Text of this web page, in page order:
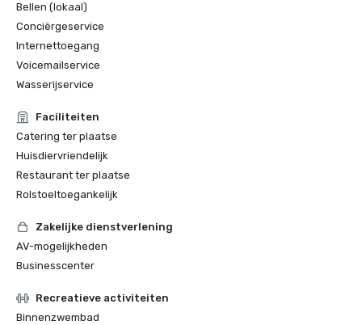
Bellen (lokaal)
Conciërgeservice
Internettoegang
Voicemailservice
Wasserijservice
Faciliteiten
Catering ter plaatse
Huisdiervriendelijk
Restaurant ter plaatse
Rolstoeltoegankelijk
Zakelijke dienstverlening
AV-mogelijkheden
Businesscenter
Recreatieve activiteiten
Binnenzwembad